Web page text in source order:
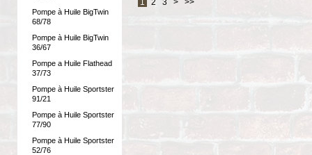
Pompe à Huile BigTwin
68/78
Pompe à Huile BigTwin
36/67
Pompe a Huile Flathead
37/73
Pompe à Huile Sportster
91/21
Pompe à Huile Sportster
77/90
Pompe à Huile Sportster
52/76
1 2 3 > >>